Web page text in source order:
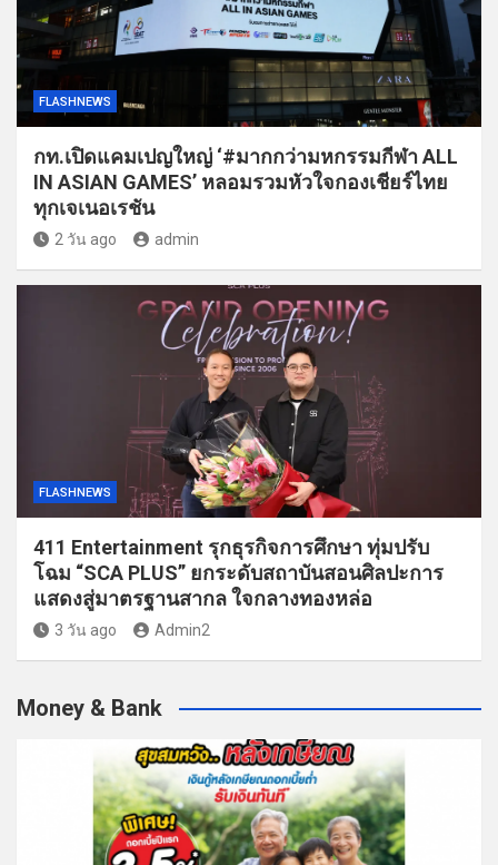
FLASHNEWS
กท.เปิดแคมเปญใหญ่ ‘#มากกว่ามหกรรมกีฬา ALL
IN ASIAN GAMES’ หลอมรวมหัวใจกองเชียร์ไทย
ทุกเจเนอเรชัน
2 วัน ago admin
FLASHNEWS
411 Entertainment รุกธุรกิจการศึกษา ทุ่มปรับ
โฉม “SCA PLUS” ยกระดับสถาบันสอนศิลปะการ
แสดงสู่มาตรฐานสากล ใจกลางทองหล่อ
3 วัน ago Admin2
Money & Bank